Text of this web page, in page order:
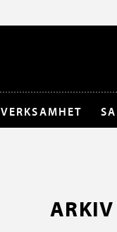
VERKSAMHET
ARKIV